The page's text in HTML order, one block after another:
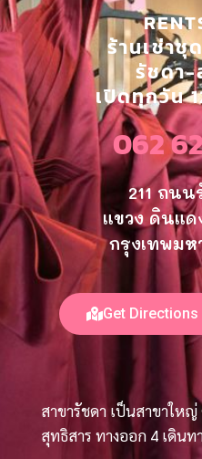
ร้านเช่าชุ
รัชดา-
เปิดทุกวัน
062
211 ถนน
แขวง ดินแด
กรุงเทพมห
Get
สาขารัชดา เป็นสาขาให
สุทธิสาร ทางออก 4 เดินท